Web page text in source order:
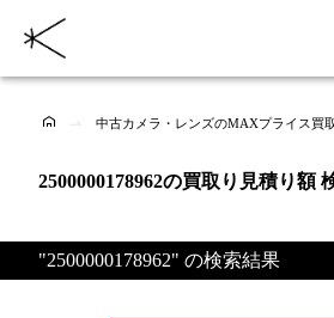
中古カメラ・レンズのMAXプライス買
2500000178962の買取り見積り額
"2500000178962" の検索結果